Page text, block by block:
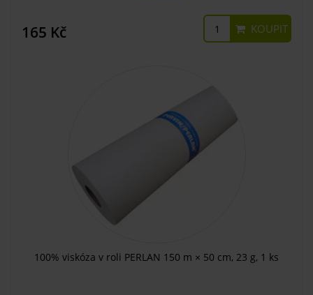
165 Kč KOUPIT
100% viskóza v roli PERLAN 150 m × 50 cm, 23 g, 1 ks